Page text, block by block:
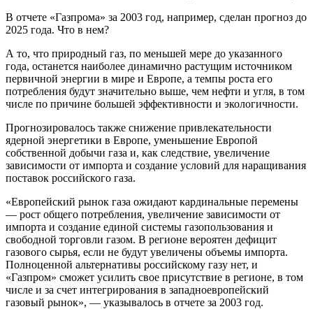
В отчете «Газпрома» за 2003 год, например, сделан прогноз до
2025 года. Что в нем?
А то, что природный газ, по меньшей мере до указанного
года, останется наиболее динамично растущим источником
первичной энергии в мире и Европе, а темпы роста его
потребления будут значительно выше, чем нефти и угля, в том
числе по причине большей эффективности и экологичности.
Прогнозировалось также снижение привлекательности
ядерной энергетики в Европе, уменьшение Европой
собственной добычи газа и, как следствие, увеличение
зависимости от импорта и создание условий для наращивания
поставок российского газа.
«Европейский рынок газа ожидают кардинальные перемены
— рост общего потребления, увеличение зависимости от
импорта и создание единой системы газопользования и
свободной торговли газом. В регионе вероятен дефицит
газового сырья, если не будут увеличены объемы импорта.
Полноценной альтернативы российскому газу нет, и
«Газпром» сможет усилить свое присутствие в регионе, в том
числе и за счет интегрирования в западноевропейский
газовый рынок», — указывалось в отчете за 2003 год.